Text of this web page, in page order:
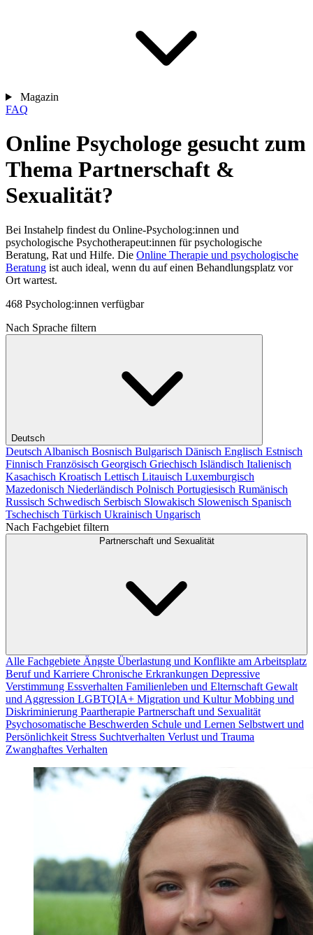
Magazin
FAQ
Online Psychologe gesucht zum
Thema Partnerschaft &
Sexualität?
Bei Instahelp findest du Online-Psycholog:innen und
psychologische Psychotherapeut:innen für psychologische
Beratung, Rat und Hilfe. Die Online Therapie und psychologische
Beratung ist auch ideal, wenn du auf einen Behandlungsplatz vor
Ort wartest.
468 Psycholog:innen verfügbar
Nach Sprache filtern
Deutsch
Deutsch Albanisch Bosnisch Bulgarisch Dänisch Englisch Estnisch
Finnisch Französisch Georgisch Griechisch Isländisch Italienisch
Kasachisch Kroatisch Lettisch Litauisch Luxemburgisch
Mazedonisch Niederländisch Polnisch Portugiesisch Rumänisch
Russisch Schwedisch Serbisch Slowakisch Slowenisch Spanisch
Tschechisch Türkisch Ukrainisch Ungarisch
Nach Fachgebiet filtern
Partnerschaft und Sexualität
Alle Fachgebiete Ängste Überlastung und Konflikte am Arbeitsplatz
Beruf und Karriere Chronische Erkrankungen Depressive
Verstimmung Essverhalten Familienleben und Elternschaft Gewalt
und Aggression LGBTQIA+ Migration und KulturMobbing und
Diskriminierung Paartherapie Partnerschaft und Sexualität
Psychosomatische Beschwerden Schule und Lernen Selbstwert und
Persönlichkeit Stress Suchtverhalten Verlust und Trauma
Zwanghaftes Verhalten